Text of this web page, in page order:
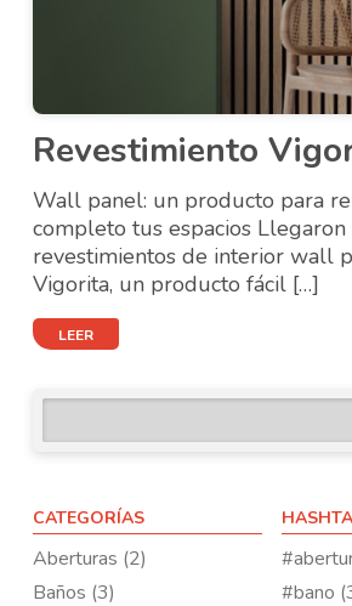
Revestimiento
Wall panel: un producto para
completo tus espacios
revestimientos de interior wall
Vigorita, un producto fácil […]
LEER
CATEGORÍAS
Aberturas (2)
Baños (3)
#bano